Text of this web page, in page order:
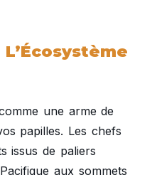
une arme de
papilles. Les chefs
issus de paliers
aux sommets